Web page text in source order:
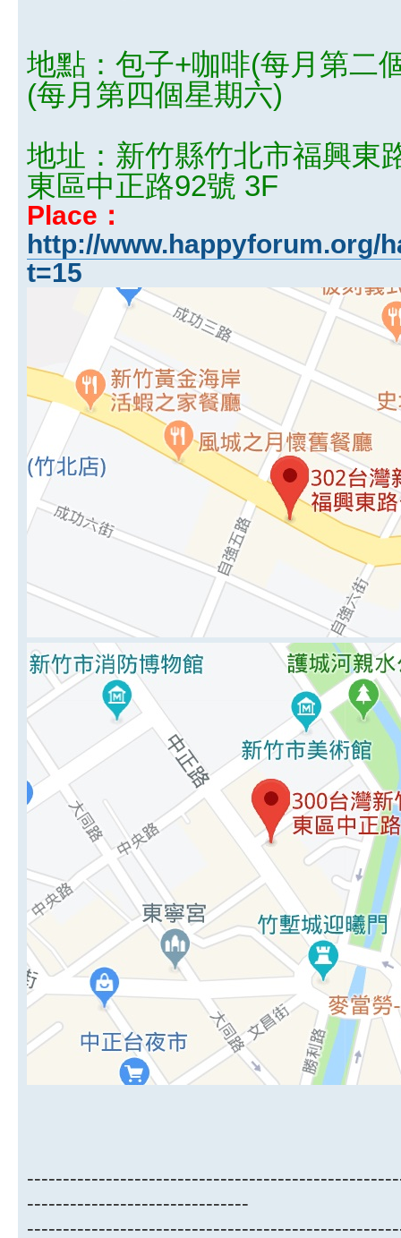
地點：包子+咖啡(每月第二
(每月第四個星期六)
地址：新竹縣竹北市福興東
東區中正路92號 3F
Place：
http://www.happyforum.org/
t=15
-------------------------------